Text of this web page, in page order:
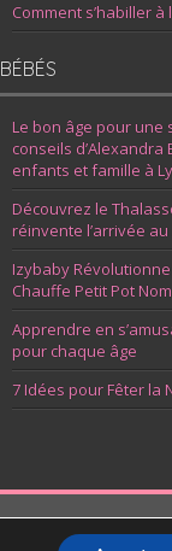
Comment s’habiller
BÉBÉS
Le bon âge pour une
conseils
enfants et famille à
Découvrez le
réinvente l’arrivée
Izybaby
Chauffe Petit Pot
Apprendre en
pour chaque âge
7 Idées pour Fêter la